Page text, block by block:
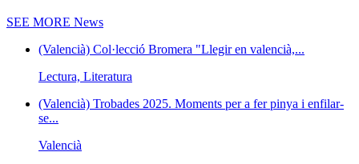
SEE MORE News
(Valencià) Col·lecció Bromera "Llegir en valencià,...
Lectura, Literatura
(Valencià) Trobades 2025. Moments per a fer pinya i enfilar-
se...
Valencià